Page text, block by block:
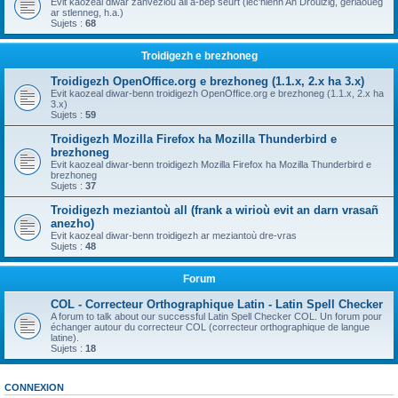
ar stlenneg, h.a.)
Sujets : 68
Troidigezh e brezhoneg
Troidigezh OpenOffice.org e brezhoneg (1.1.x, 2.x ha 3.x)
Evit kaozeal diwar-benn troidigezh OpenOffice.org e brezhoneg (1.1.x, 2.x ha
3.x)
Sujets : 59
Troidigezh Mozilla Firefox ha Mozilla Thunderbird e
brezhoneg
Evit kaozeal diwar-benn troidigezh Mozilla Firefox ha Mozilla Thunderbird e
brezhoneg
Sujets : 37
Troidigezh meziantoù all (frank a wirioù evit an darn vrasañ
anezho)
Evit kaozeal diwar-benn troidigezh ar meziantoù dre-vras
Sujets : 48
Forum
COL - Correcteur Orthographique Latin - Latin Spell Checker
A forum to talk about our successful Latin Spell Checker COL. Un forum pour
échanger autour du correcteur COL (correcteur orthographique de langue
latine).
Sujets : 18
CONNEXION